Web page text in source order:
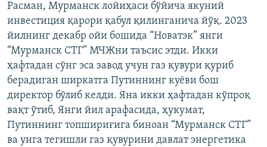
720p 1080p
720p
1080p
Расман, Мурманск лойиҳаси бўйича якуний
инвестиция қарори қабул қилинганича йўқ. 2023
йилнинг декабр ойи бошида “Новатэк” янги
“Мурманск СТГ” МЧЖни таъсис этди. Икки
ҳафтадан сўнг эса завод учун газ қувури қуриб
берадиган ширкатга Путиннинг куёви бош
директор бўлиб келди. Яна икки ҳафтадан кўпроқ
вақт ўтиб, Янги йил арафасида, ҳукумат,
Путиннинг топшириғига биноан “Мурманск СТГ”
ва унга тегишли газ қувурини давлат энергетика